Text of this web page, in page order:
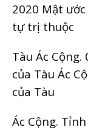
2020 Mật
tự trị thuộc
Tàu Ác
của Tàu Ác
của Tàu
Ác Cộng.